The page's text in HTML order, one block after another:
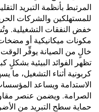
المرتبط بأنظمة التبريد
للمستهلكين والشركات
خفض النفقات التشغيلية.
مكونات ميكانيكية أو
خالٍ من الصيانة يوفِّر
تظهر الفوائد البيئية بشكلٍ
كربونية أثناء التشغيل،
الاستدامة ويساعد المؤسسات
الصرامة. ويضمن عنصر
حماية سطح التبريد من